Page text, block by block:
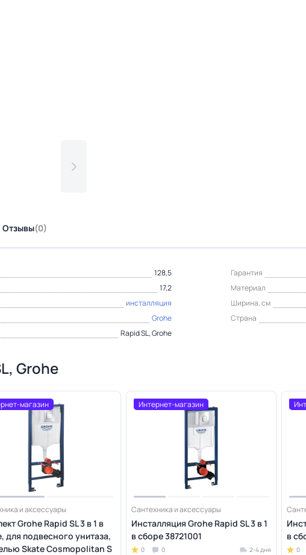
Отзывы(0)
128,5 Гарантия
17,2 Материал
инсталляция Ширина, см
Grohe Страна
Rapid SL, Grohe
Grohe
магазин
и аксессуары
Grohe Rapid SL 3 в 1 в
для подвесного унитаза,
Skate Cosmopolitan S
Интернет-магазин
Сантехника и аксессуары
Инсталляция Grohe Rapid SL 3 в 1
в сборе 38721001
0 0 2-4 дня
в
0